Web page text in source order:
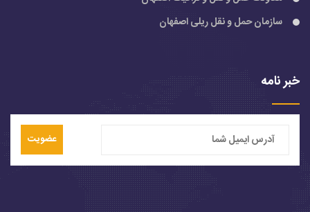
سازمان حمل و نقل ریلی اصفهان
خبر نامه
عضویت